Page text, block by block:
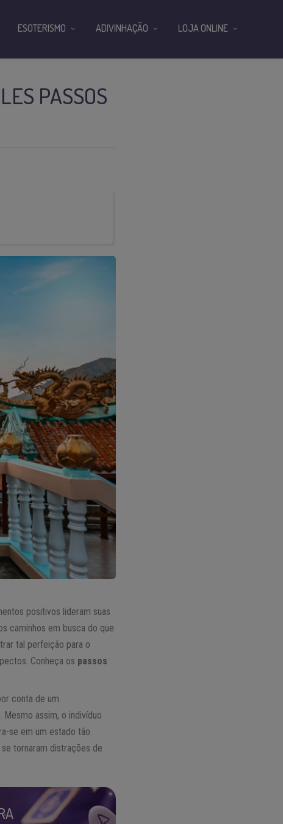
PASSOS
positivos lideram suas
caminhos em busca do que
tal perfeição para o
Conheça os passos
conta de um
assim, o indivíduo
se em um estado tão
tornaram distrações de
ESOTERISMO ADIVINHAÇÃO LOJA ONLINE